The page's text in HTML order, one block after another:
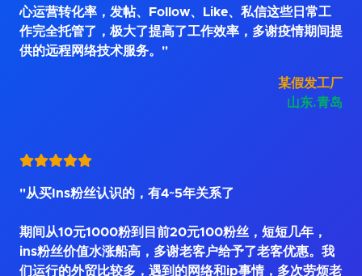
心运营转化率，发帖、Follow、Like、私信这些日常工
作完全托管了，极大了提高了工作效率，多谢疫情期间提
供的远程网络技术服务。"
某假发工厂
山东.青岛
"从买Ins粉丝认识的，有4~5年关系了
期间从10元1000粉到目前20元100粉丝，短短几年，
ins粉丝价值水涨船高，多谢老客户给予了老客优惠。我
们运行的外贸比较多，遇到的网络和ip事情，多次劳烦老